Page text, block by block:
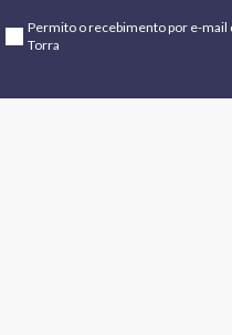
Permito o recebimento por e-mail
Torra